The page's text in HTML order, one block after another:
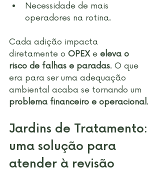
Necessidade de mais
operadores na rotina.
Cada adição impacta
diretamente o OPEX e eleva o
risco de falhas e paradas. O que
era para ser uma adequação
ambiental acaba se tornando um
problema financeiro e operacional.
Jardins de Tratamento:
uma solução para
atender à revisão